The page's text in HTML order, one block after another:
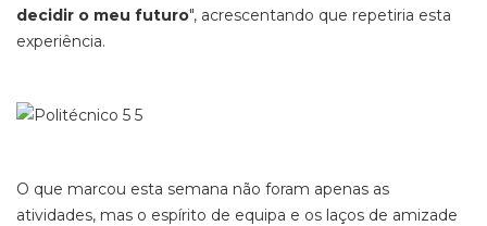
decidir o meu futuro", acrescentando que repetiria esta
experiência.
O que marcou esta semana não foram apenas as
atividades, mas o espírito de equipa e os laços de amizade